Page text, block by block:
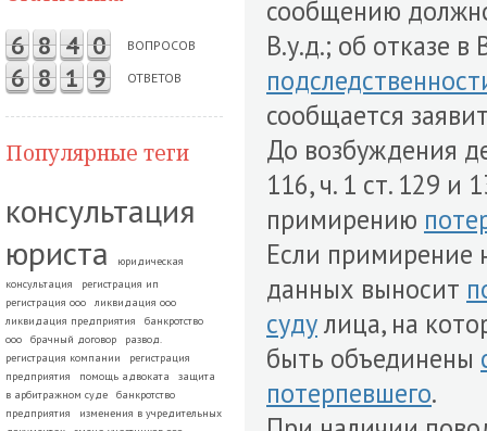
6 8 4 0 ВОПРОСОВ
6 8 1 9 ОТВЕТОВ
Популярные теги
консультация
юриста
юридическая
консультация
регистрация ип
регистрация ооо
ликвидация ооо
ликвидация предприятия
банкротство
ооо
брачный договор
развод.
регистрация компании
регистрация
предприятия
помощь адвоката
защита
в арбитражном суде
банкротство
предприятия
изменения в учредительных
сообщению
В.у.д.; об отказе в
сообщается
До возбуждения
116, ч. 1 ст. 129 и
примирению
Если примирение
данных выносит
судулица, на
быть объединены
потерпевшего.